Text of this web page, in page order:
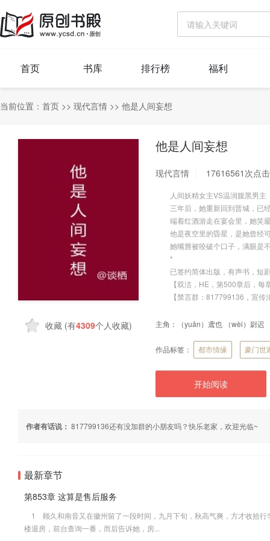
首页 书库 排行榜 福利
当前位置： 首页 >> 现代言情 >> 他是人间妄想
收藏 (有4309个人收藏)
他是人间妄想
现代言情 17616561次点击
人间妖精女主VS温润腹黑男主
三年后，她重新回到晋城，已经
端着红酒游走在宴会里，她笑靥
他是夜空里的昏星，是她曾经可
她嘴唇被咬破个口子，满眼是不
*
已签约简体出版，有声书，短
【双洁，HE，第500章后，每
【禁言群：817799136，宣传消
主角： （yuān）鸢也 （wèi）尉迟
作品标签： 都市情缘 豪门世
开始阅读
作者有话说： 817799136还有没加群的小朋友吗？快乐老家，欢迎光临~
最新章节
第853章 这算是售后服务
1 顾久和南音又在徽州留了一段时间，九月下旬，秋高气爽，方才收拾
楼退房，前台查询一番，而后告诉她，房...